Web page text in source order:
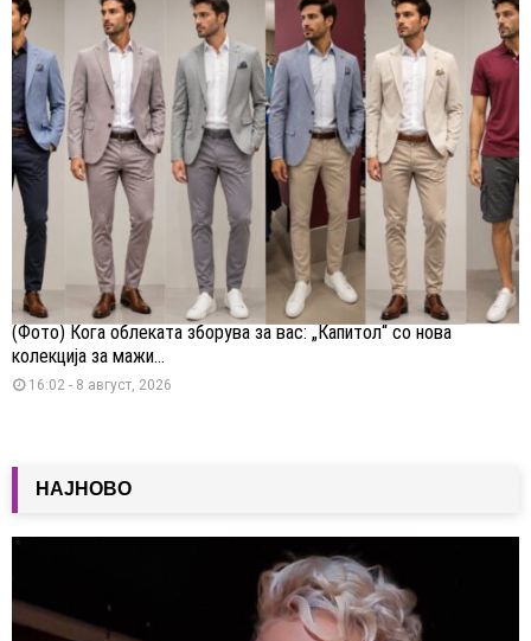
(Фото) Кога облеката зборува за вас: „Капитол“ со нова
колекција за мажи...
16:02 - 8 август, 2026
НАЈНОВО